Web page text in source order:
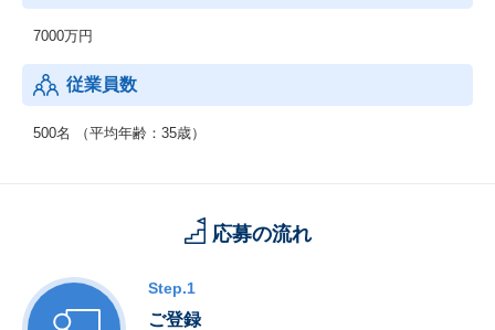
7000万円
従業員数
500名 （平均年齢：35歳）
応募の流れ
Step.1
ご登録